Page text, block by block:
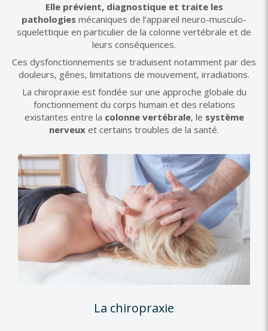
Elle prévient, diagnostique et traite les
pathologies mécaniques de l’appareil neuro-musculo-
squelettique en particulier de la colonne vertébrale et de
leurs conséquences.
Ces dysfonctionnements se traduisent notamment par des
douleurs, gênes, limitations de mouvement, irradiations.
La chiropraxie est fondée sur une approche globale du
fonctionnement du corps humain et des relations
existantes entre la colonne vertébrale, le système
nerveux et certains troubles de la santé.
La chiropraxie